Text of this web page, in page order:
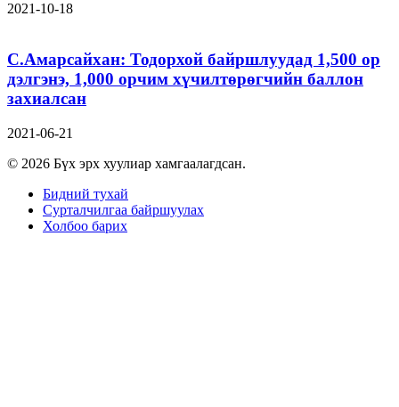
2021-10-18
С.Амарсайхан: Тодорхой байршлуудад 1,500 ор
дэлгэнэ, 1,000 орчим хүчилтөрөгчийн баллон
захиалсан
2021-06-21
© 2026 Бүх эрх хуулиар хамгаалагдсан.
Бидний тухай
Сурталчилгаа байршуулах
Холбоо барих